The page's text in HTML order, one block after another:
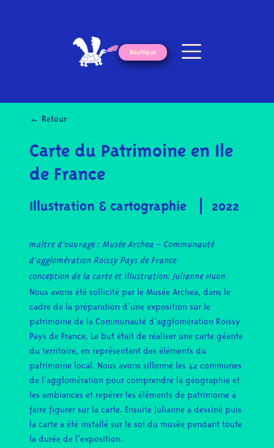
Boutique
← Retour
Carte du Patrimoine en Ile
de France
Illustration & cartographie 2022
maître d’ouvrage : Musée Archea – Communauté
d’agglomération Roissy Pays de France
conception de la carte et illustration: Julianne Huon
Nous avons été sollicité par le Musée Archea, dans le
cadre de la préparation d’une exposition sur le
patrimoine de la Communauté d’agglomération Roissy
Pays de France. Le but était de réaliser une carte géante
du territoire, en représentant des éléments du
patrimoine local. Nous avons sillonné les 42 communes
de l’agglomération pour comprendre la géographie et
les ambiances et repérer les éléments de patrimoine à
faire figurer sur la carte. Ensuite Julianne a dessiné puis
la carte a été installé sur le sol du musée pendant toute
la durée de l’exposition.